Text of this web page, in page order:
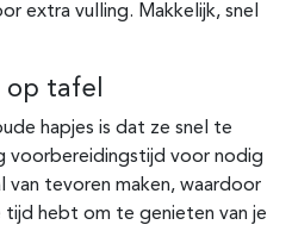
extra vulling. Makkelijk, snel
op tafel
hapjes is dat ze snel te
voorbereidingstijd voor nodig
van tevoren maken, waardoor
hebt om te genieten van je